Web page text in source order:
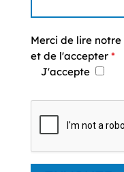
Merci de lire notre
et de l'accepter *
J'accepte